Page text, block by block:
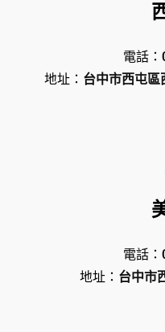
電話：
地址： 台中市西屯區
電話：
地址： 台中市